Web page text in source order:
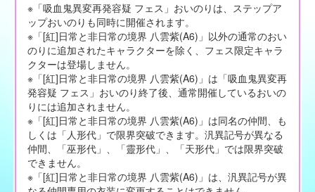
※「吸血鬼異変再発容疑 フェス」おいのりは、ステップア
ップおいのりも同時に開催されます。
※「[紅]日常と非日常の境界 八雲紫(A6)」以外の通常のおい
のりに追加されたキャラクターを除く、フェス限定キャラ
クターは登場しません。
※「[紅]日常と非日常の境界 八雲紫(A6)」は「吸血鬼異変再
発容疑 フェス」おいのり終了後、通常開催しているおいの
りには追加されません。
※「[紅]日常と非日常の境界 八雲紫(A6)」は同名の仲間、も
しくは「人形代」で限界突破できます。汎異記号が異なる
仲間、「巫形代」、「靈形代」、「天形代」では限界突破
できません。
※「[紅]日常と非日常の境界 八雲紫(A6)」は、汎異記号が異